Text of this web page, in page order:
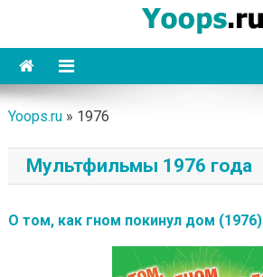
content
Yoops
Yoops.ru» 1976
Мультфильмы 1976 года
О том, как гном покинул дом (1976)